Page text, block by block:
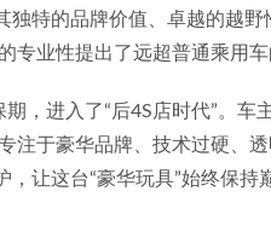
特的品牌价值、卓越的越
业性提出了远超普通乘用车
，进入了“后4S店时代”。车
注于豪华品牌、技术过硬、
让这台“豪华玩具”始终保持